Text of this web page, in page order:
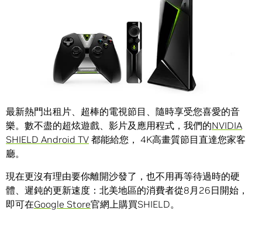
最新熱門出租片、超棒的電視節目、隨時享受您喜愛的音
樂。數不盡的超炫遊戲、影片及應用程式，我們的NVIDIA
SHIELD Android TV 都能給您， 4K高畫質節目直達您家客
廳。
現在更沒有理由要你離開沙發了，也不用再等待過時的硬
體、遲鈍的更新速度：北美地區的消費者從8月26日開始，
即可在Google Store官網上購買SHIELD。